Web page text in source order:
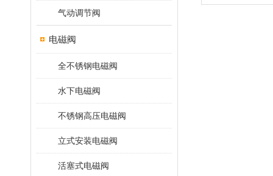
气动调节阀
电磁阀
全不锈钢电磁阀
水下电磁阀
不锈钢高压电磁阀
立式安装电磁阀
活塞式电磁阀